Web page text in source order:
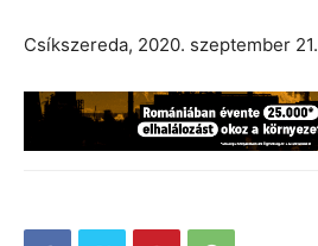
Csíkszereda, 2020. szeptember 21.